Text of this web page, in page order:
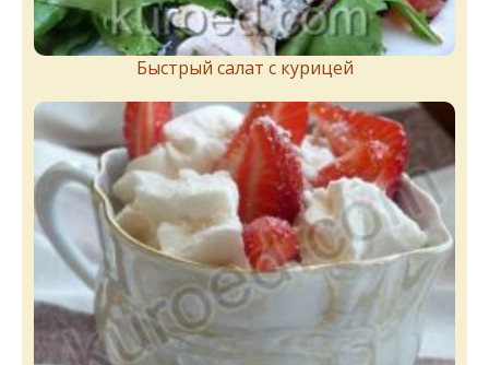
Быстрый салат с курицей